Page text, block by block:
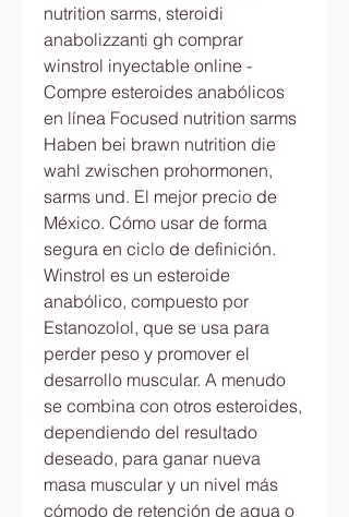
nutrition sarms, steroidi
anabolizzanti gh comprar
winstrol inyectable online -
Compre esteroides anabólicos
en línea Focused nutrition sarms
Haben bei brawn nutrition die
wahl zwischen prohormonen,
sarms und. El mejor precio de
México. Cómo usar de forma
segura en ciclo de definición.
Winstrol es un esteroide
anabólico, compuesto por
Estanozolol, que se usa para
perder peso y promover el
desarrollo muscular. A menudo
se combina con otros esteroides,
dependiendo del resultado
deseado, para ganar nueva
masa muscular y un nivel más
cómodo de retención de agua o